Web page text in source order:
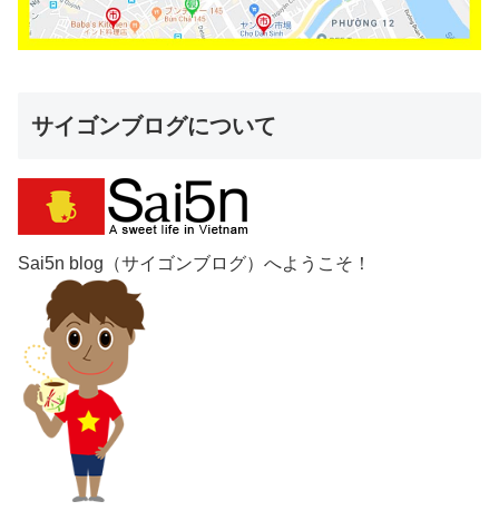
サイゴンブログについて
Sai5n blog（サイゴンブログ）へようこそ！